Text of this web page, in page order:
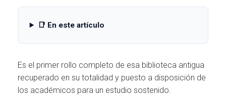
📑 En este artículo
Es el primer rollo completo de esa biblioteca antigua
recuperado en su totalidad y puesto a disposición de
los académicos para un estudio sostenido.